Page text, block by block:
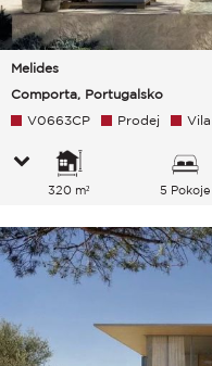
Melides
Comporta, Portugalsko
V0663CP Prodej Vila
320 m² 5 Pokoje